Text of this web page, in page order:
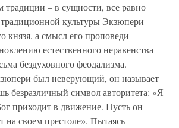
традиции – в сущности, все равно
культуры Экзюпери
князя, а смысл его проповеди
естественного неравенства
бездуховного феодализма.
был неверующий, он называет
безразличный символ авторитета: «Я
приходит в движение. Пусть он
на своем престоле». Пытаясь